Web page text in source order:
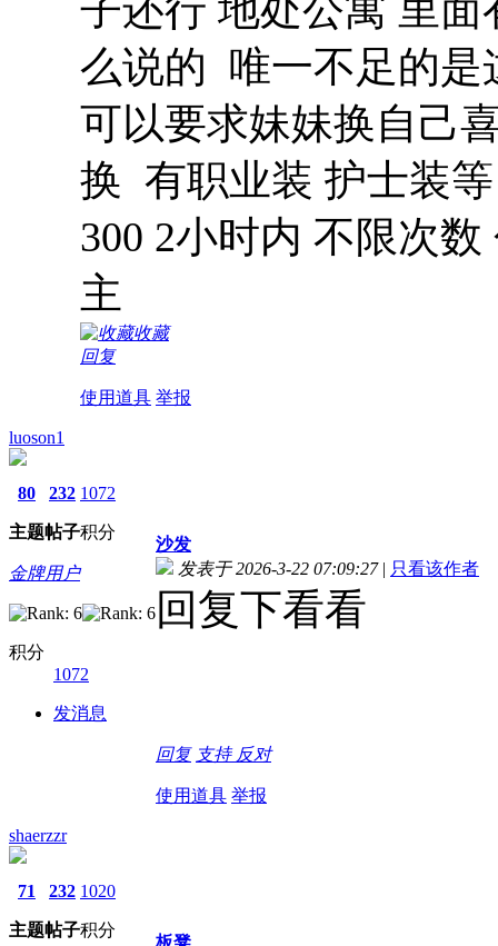
子还行 地处公寓 里
么说的 唯一不足的是
可以要求妹妹换自己
换 有职业装 护士装
300 2小时内 不限次
主
收藏
回复
使用道具 举报
luoson1
80
主题
232
帖子
1072
积分
金牌用户
积分
1072
发消息
沙发
发表于 2026-3-22 07:09:27 | 只看该作者
回复下看看
回复 支持 反对
使用道具 举报
shaerzzr
71
主题
232
帖子
1020
积分
板凳